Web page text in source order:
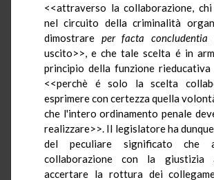
<<attraverso la collaborazione,
nel circuito della criminalità
dimostrare per facta concludentia
uscito>>, e che tale scelta é in
principio della funzione rieducativa
<<perchè é solo la scelta
esprimere con certezza quella
che l'intero ordinamento penale
realizzare>>. Il legislatore ha
del peculiare significato che
collaborazione con la
accertare la rottura dei